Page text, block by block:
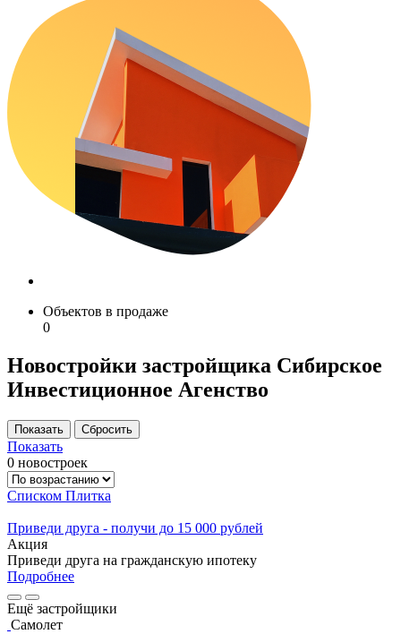
Объектов в продаже
0
Новостройки застройщика Сибирское
Инвестиционное Агенство
Показать
0 новостроек
Списком Плитка
Приведи друга - получи до 15 000 рублей
Акция
Приведи друга на гражданскую ипотеку
Подробнее
Ещё застройщики
Самолет